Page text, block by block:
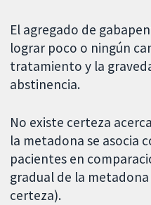
El agregado de
lograr poco o ningún
tratamiento y la
abstinencia.
No existe certeza
la metadona se asocia
pacientes en
gradual de la
certeza).